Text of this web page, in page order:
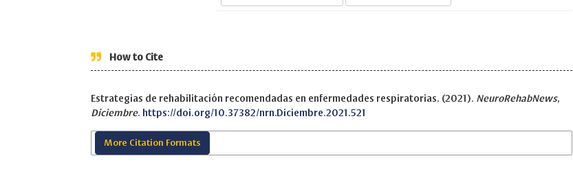
How to Cite
Estrategias de rehabilitación recomendadas en enfermedades respiratorias. (2021). NeuroRehabNews,
Diciembre. https://doi.org/10.37382/nrn.Diciembre.2021.521
More Citation Formats